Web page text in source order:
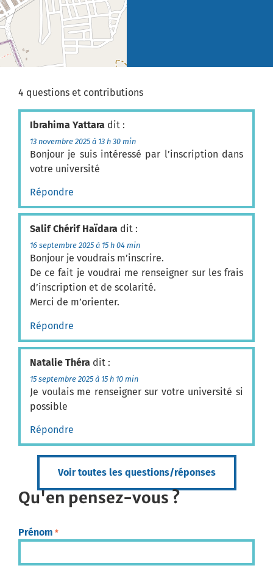
4 questions et contributions
Ibrahima Yattara dit :
13 novembre 2025 à 13 h 30 min
Bonjour je suis intéressé par l’inscription dans
votre université
Répondre
Salif Chérif Haïdara dit :
16 septembre 2025 à 15 h 04 min
Bonjour je voudrais m’inscrire.
De ce fait je voudrai me renseigner sur les frais
d’inscription et de scolarité.
Merci de m’orienter.
Répondre
Natalie Théra dit :
15 septembre 2025 à 15 h 10 min
Je voulais me renseigner sur votre université si
possible
Répondre
Voir toutes les questions/réponses
Qu'en pensez-vous ?
Prénom *